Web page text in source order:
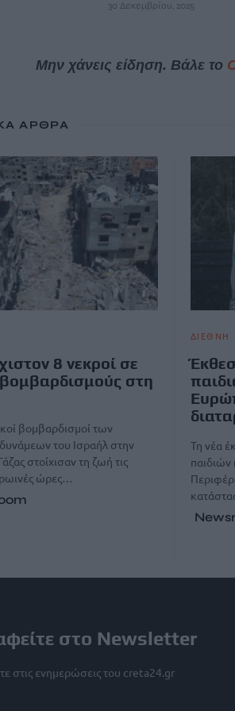
30 Δεκεμβρίου, 2025
Μην χάνεις είδηση. Βάλε το
ΆΡΘΡΑ
8 νεκροί σε
στη
βομβαρδισμοί των
του Ισραήλ στην
στοίχισαν τη ζωή τις
ώρες…
ΔΙΕΘΝΗ
Τη νέα
στο Newsletter
στις ενημερώσεις του creta24.gr